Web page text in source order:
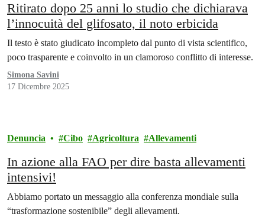
Ritirato dopo 25 anni lo studio che dichiarava
l’innocuità del glifosato, il noto erbicida
Il testo è stato giudicato incompleto dal punto di vista scientifico,
poco trasparente e coinvolto in un clamoroso conflitto di interesse.
Simona Savini
17 Dicembre 2025
Denuncia Cibo Agricoltura Allevamenti
In azione alla FAO per dire basta allevamenti
intensivi!
Abbiamo portato un messaggio alla conferenza mondiale sulla
“trasformazione sostenibile” degli allevamenti.